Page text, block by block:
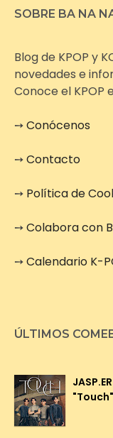
SOBRE BA NA
Blog de KPOP y
novedades e
Conoce el KPOP
➙Conócenos
➙Contacto
➙ Política de
➙Colabora con
➙Calendario K-
ÚLTIMOS
"Touch"